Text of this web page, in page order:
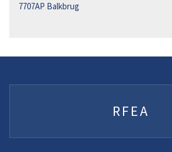
7707AP Balkbrug
RFEA